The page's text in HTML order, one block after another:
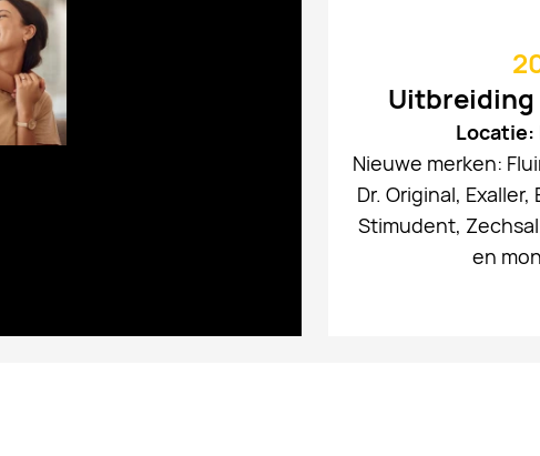
Locatie:
Nieuwe merken:
Dr. Original,
Stimudent,
en